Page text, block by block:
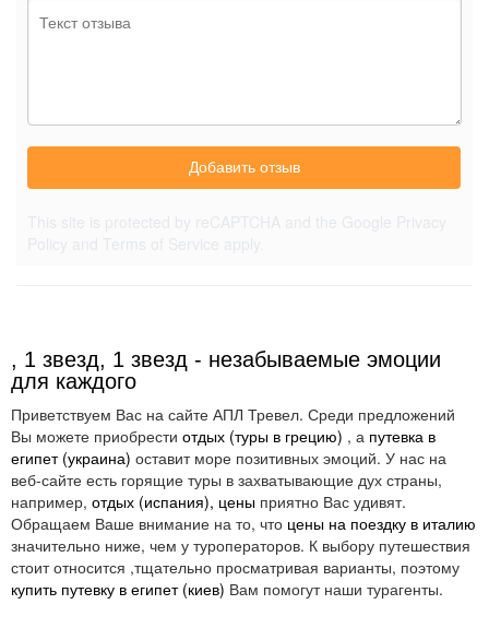
Добавить отзыв
, 1 звезд, 1 звезд - незабываемые эмоции
для каждого
Приветствуем Вас на сайте АПЛ Тревел. Среди предложений
Вы можете приобрести отдых (туры в грецию) , а путевка в
египет (украина) оставит море позитивных эмоций. У нас на
веб-сайте есть горящие туры в захватывающие дух страны,
например, отдых (испания), цены приятно Вас удивят.
Обращаем Ваше внимание на то, что цены на поездку в италию
значительно ниже, чем у туроператоров. К выбору путешествия
стоит относится ,тщательно просматривая варианты, поэтому
купить путевку в египет (киев) Вам помогут наши турагенты.